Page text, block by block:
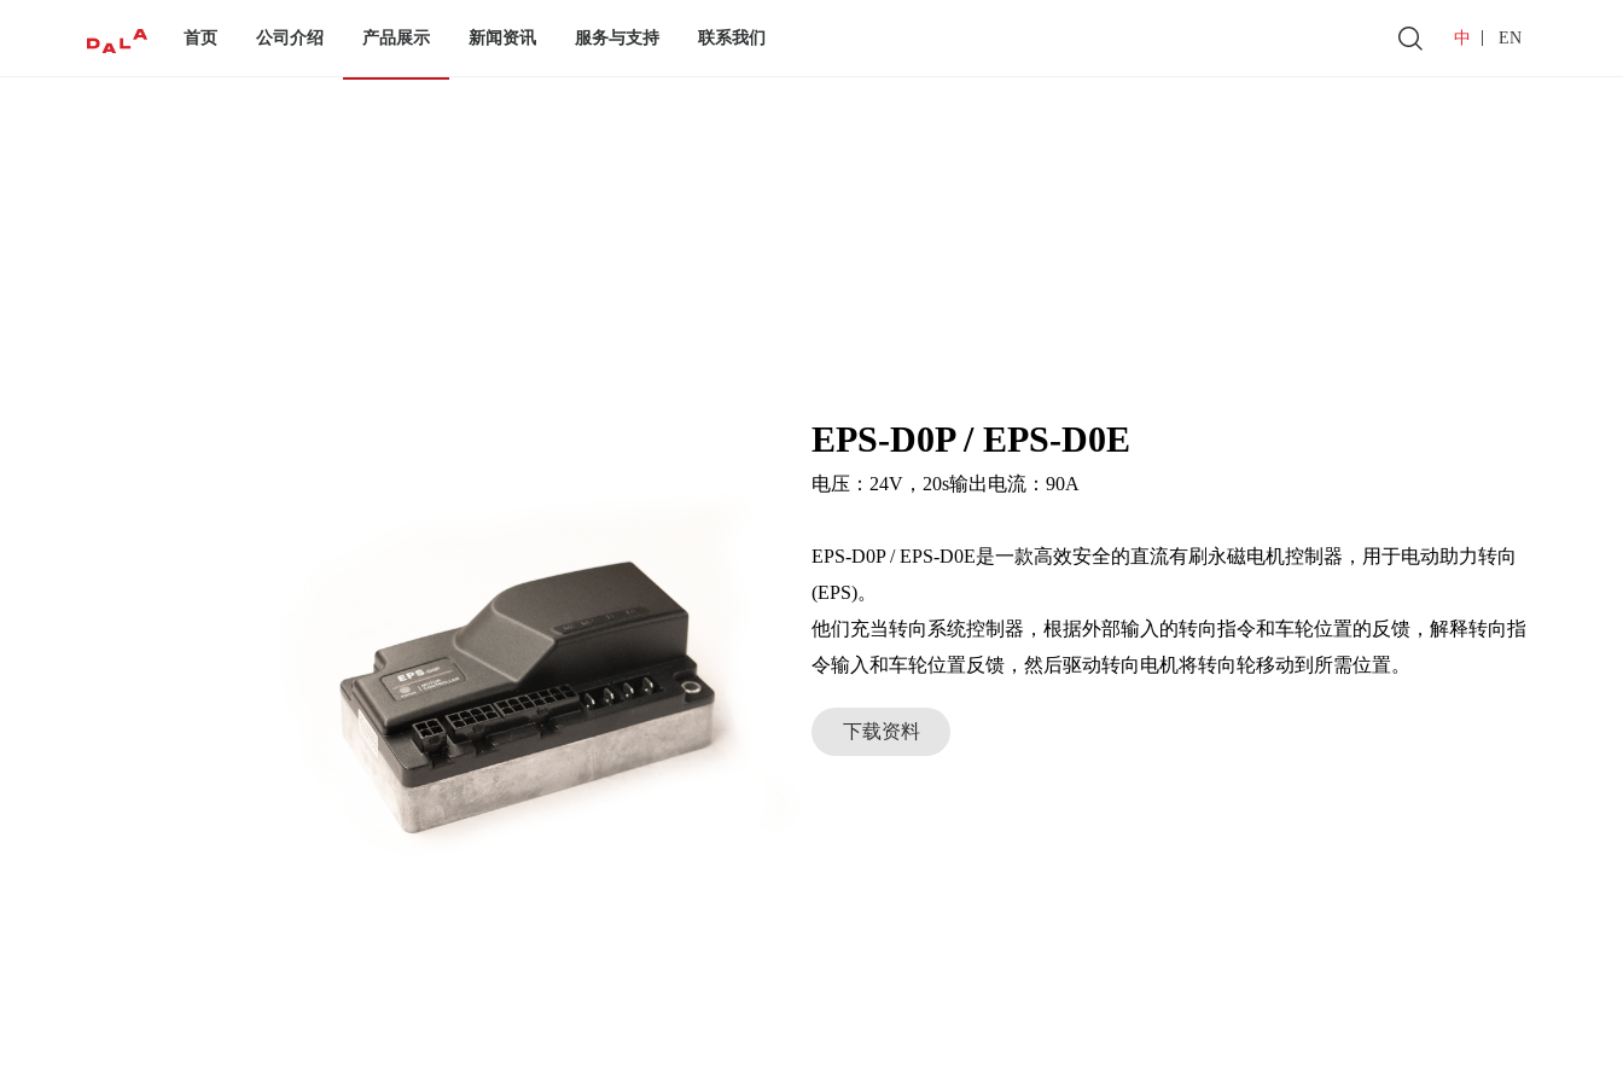
首页 公司介绍 产品展示 新闻资讯 服务与支持 联系我们 中 EN
EPS-D0P / EPS-D0E
电压：24V，20s输出电流：90A
EPS-D0P / EPS-D0E是⼀款⾼效安全的直流有刷永磁电机控制器，⽤于电动助⼒转向
(EPS)。
他们充当转向系统控制器，根据外部输⼊的转向指令和⻋轮位置的反馈，解释转向指
下载资料